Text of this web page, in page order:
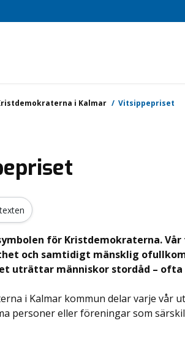
i Kalmar Vitsippepriset
för Kristdemokraterna.
och samtidigt mänsklig
uträttar människor stordåd – ofta
i Kalmar kommun delar varje vår
personer eller föreningar som